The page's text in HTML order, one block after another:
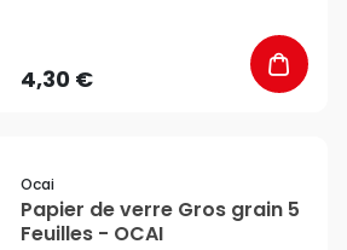
4,30 €
Ocai
Papier de verre Gros grain 5
Feuilles - OCAI